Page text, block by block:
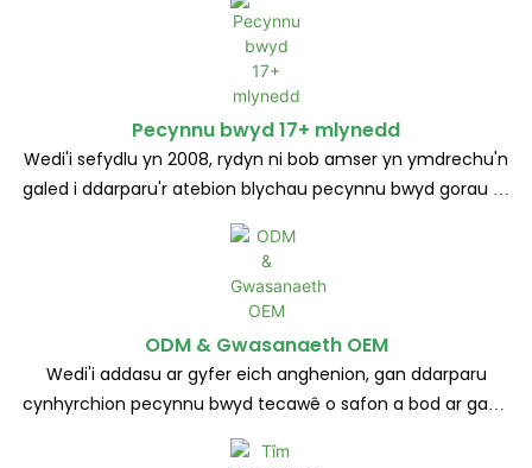
Pecynnu bwyd 17+ mlynedd
Wedi'i sefydlu yn 2008, rydyn ni bob amser yn ymdrechu'n
galed i ddarparu'r atebion blychau pecynnu bwyd gorau ar
gyfer cleientiaid
ODM & Gwasanaeth OEM
Wedi'i addasu ar gyfer eich anghenion, gan ddarparu
cynhyrchion pecynnu bwyd tecawê o safon a bod ar gael i
chi bob amser